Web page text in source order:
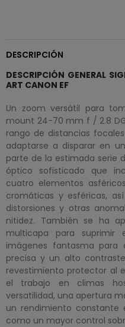
DESCRIPCIÓN
DESCRIPCIÓN GENERAL
ART CANON EF
Un zoom versátil para
mount 24-70 mm f / 2.8
rango de distancias
adaptarse a disparar en
parte de la estimada serie
óptico sofisticado que
cuatro elementos
cromáticas y esféricas,
distorsiones y otras
nitidez. También se ha
multicapa para
imágenes fantasma para
precisa y un alto
revestimiento protector al
el trabajo en climas
versatilidad, una apertura
un rendimiento
como un mayor control